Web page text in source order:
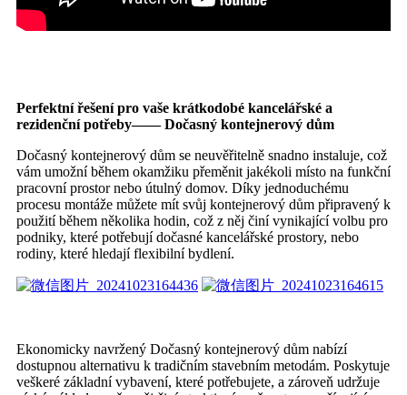
Perfektní řešení pro vaše krátkodobé kancelářské a
rezidenční potřeby—— Dočasný kontejnerový dům
Dočasný kontejnerový dům se neuvěřitelně snadno instaluje, což
vám umožní během okamžiku přeměnit jakékoli místo na funkční
pracovní prostor nebo útulný domov. Díky jednoduchému
procesu montáže můžete mít svůj kontejnerový dům připravený k
použití během několika hodin, což z něj činí vynikající volbu pro
podniky, které potřebují dočasné kancelářské prostory, nebo
rodiny, které hledají flexibilní bydlení.
Ekonomicky navržený Dočasný kontejnerový dům nabízí
dostupnou alternativu k tradičním stavebním metodám. Poskytuje
veškeré základní vybavení, které potřebujete, a zároveň udržuje